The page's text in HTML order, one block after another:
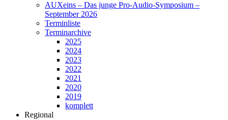
AUXeins – Das junge Pro-Audio-Symposium –
September 2026
Terminliste
Terminarchive
2025
2024
2023
2022
2021
2020
2019
komplett
Regional